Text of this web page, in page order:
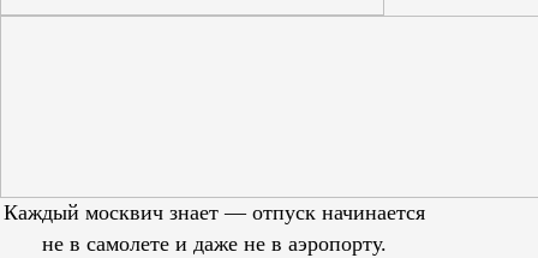
Каждый москвич знает — отпуск начинается
не в самолете и даже не в аэропорту.